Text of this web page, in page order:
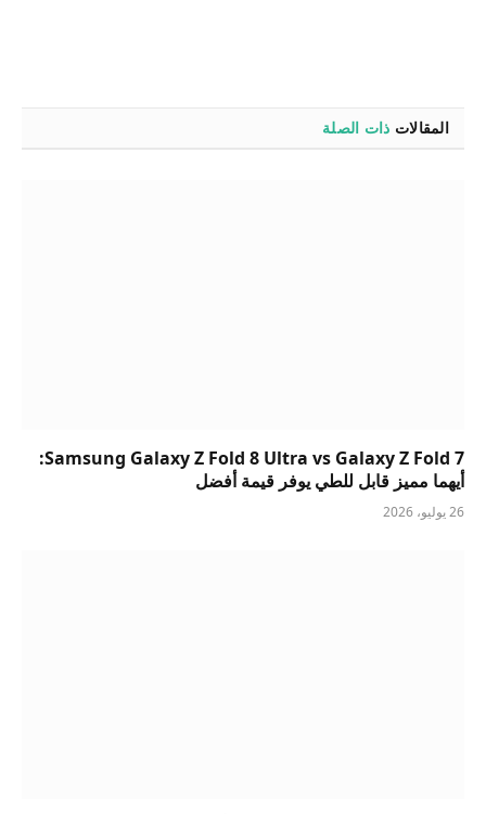
المقالات ذات الصلة
Samsung Galaxy Z Fold 8 Ultra vs Galaxy Z Fold 7:
أيهما مميز قابل للطي يوفر قيمة أفضل
26 يوليو، 2026